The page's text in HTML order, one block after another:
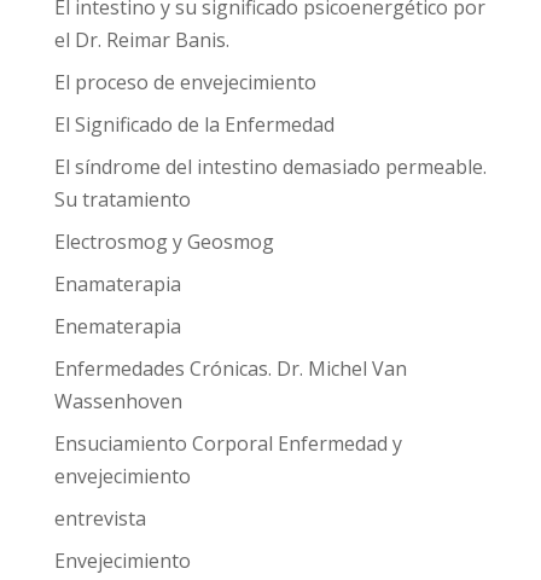
El intestino y su significado psicoenergético por
el Dr. Reimar Banis.
El proceso de envejecimiento
El Significado de la Enfermedad
El síndrome del intestino demasiado permeable.
Su tratamiento
Electrosmog y Geosmog
Enamaterapia
Enematerapia
Enfermedades Crónicas. Dr. Michel Van
Wassenhoven
Ensuciamiento Corporal Enfermedad y
envejecimiento
entrevista
Envejecimiento